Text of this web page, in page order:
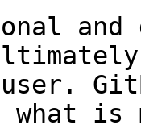
and
what